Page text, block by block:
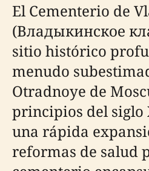
El Cementerio de
(Владыкинское
sitio histórico
menudo
Otradnoye de
principios del siglo
una rápida
reformas de salud